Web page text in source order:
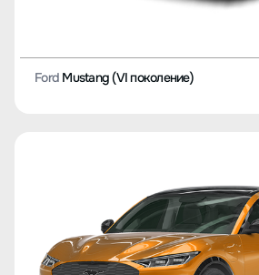
Ford Mustang (VI поколение)